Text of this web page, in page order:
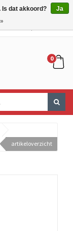
0
artikeloverzicht
Is dat akkoord?
Ja